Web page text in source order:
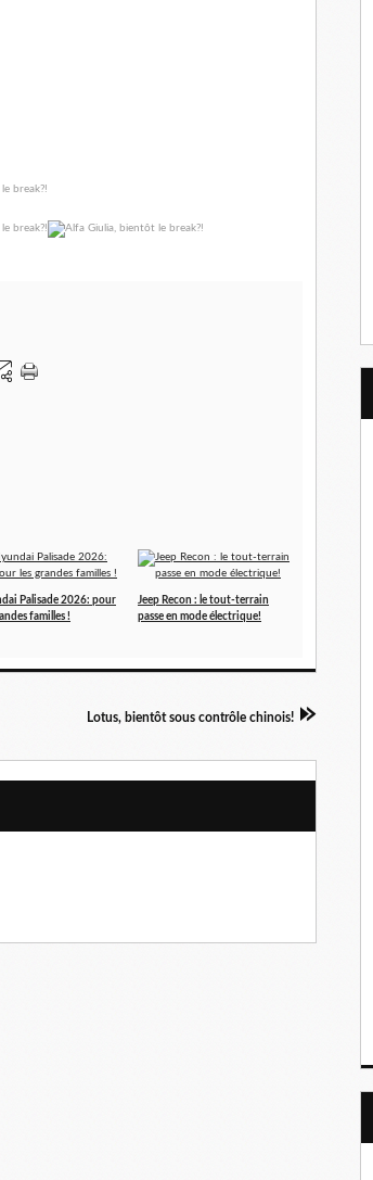
Palisade 2026: pour
familles !
Jeep Recon : le tout-terrain
passe en mode électrique!
Lotus, bientôt sous contrôle chinois!